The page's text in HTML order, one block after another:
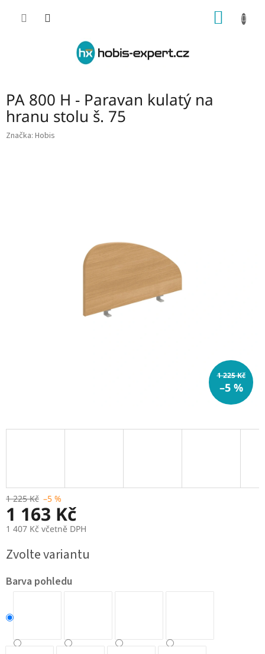
PA 800 H - Paravan kulatý na
hranu stolu š. 75
Značka: Hobis
1 225 Kč
–5 %
1 225 Kč –5 %
1 163 Kč
1 407 Kč včetně DPH
cena:
Zvolte variantu
Barva pohledu